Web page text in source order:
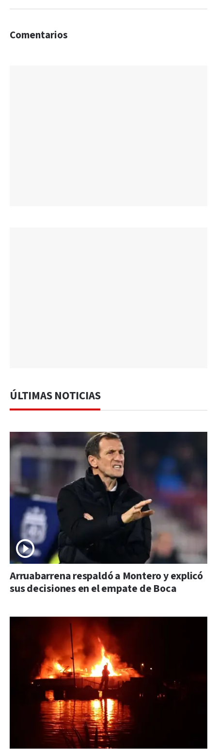
Comentarios
ÚLTIMAS NOTICIAS
Arruabarrena respaldó a Montero y explicó
sus decisiones en el empate de Boca